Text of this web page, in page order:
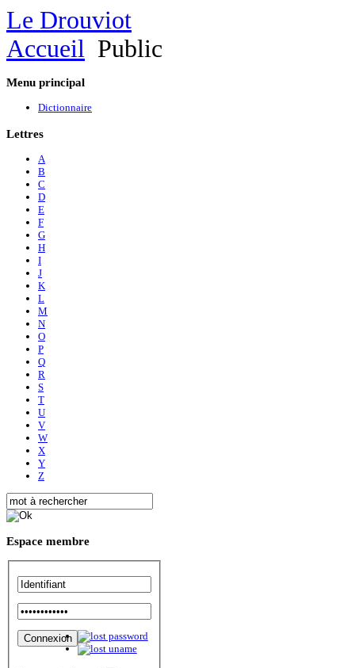
Le Drouviot
Accueil Public
Menu principal
Dictionnaire
Lettres
A
B
C
D
E
F
G
H
I
J
K
L
M
N
O
P
Q
R
S
T
U
V
W
X
Y
Z
Espace membre